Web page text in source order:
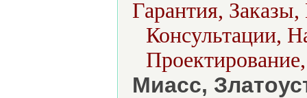
Гарантия,
Консультации,
Миасс,